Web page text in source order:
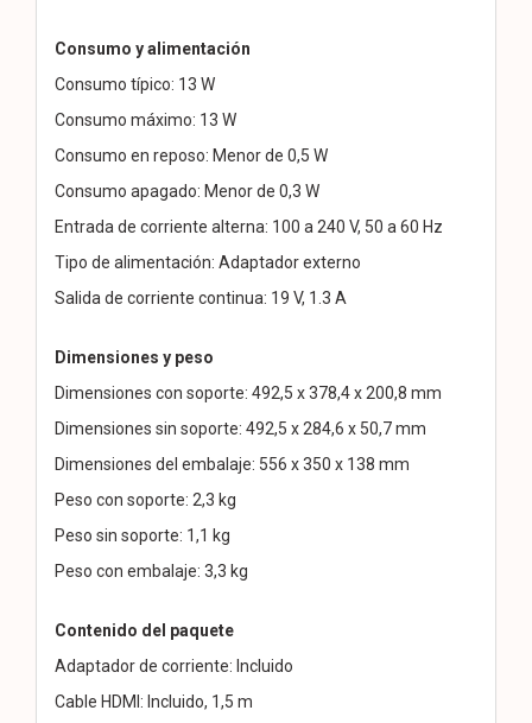
Consumo y alimentación
Consumo típico: 13 W
Consumo máximo: 13 W
Consumo en reposo: Menor de 0,5 W
Consumo apagado: Menor de 0,3 W
Entrada de corriente alterna: 100 a 240 V, 50 a 60 Hz
Tipo de alimentación: Adaptador externo
Salida de corriente continua: 19 V, 1.3 A
Dimensiones y peso
Dimensiones con soporte: 492,5 x 378,4 x 200,8 mm
Dimensiones sin soporte: 492,5 x 284,6 x 50,7 mm
Dimensiones del embalaje: 556 x 350 x 138 mm
Peso con soporte: 2,3 kg
Peso sin soporte: 1,1 kg
Peso con embalaje: 3,3 kg
Contenido del paquete
Adaptador de corriente: Incluido
Cable HDMI: Incluido, 1,5 m